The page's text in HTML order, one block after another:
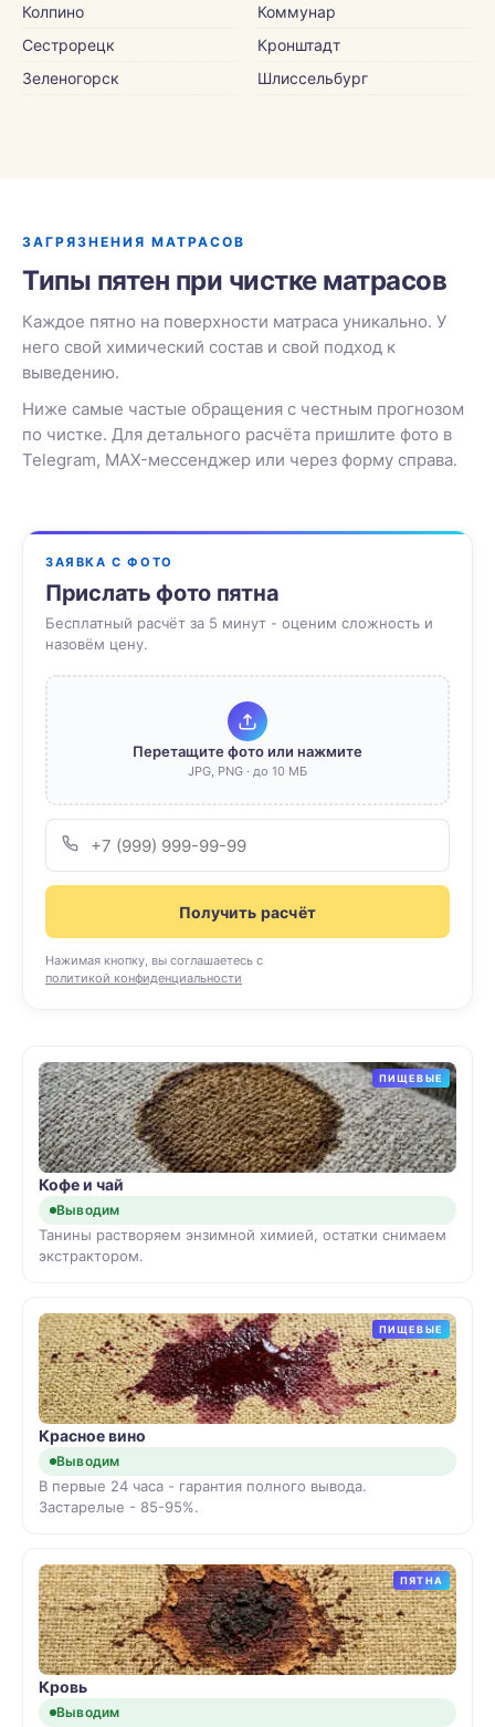
Колпино
Сестрорецк
Зеленогорск
Коммунар
Кронштадт
Шлиссельбург
ЗАГРЯЗНЕНИЯ МАТРАСОВ
Типы пятен при чистке матрасов
Каждое пятно на поверхности матраса уникально. У
него свой химический состав и свой подход к
выведению.
Ниже самые частые обращения с честным прогнозом
по чистке. Для детального расчёта пришлите фото в
Telegram, MAX-мессенджер или через форму справа.
ЗАЯВКА С ФОТО
Прислать фото пятна
Бесплатный расчёт за 5 минут - оценим сложность и
назовём цену.
Перетащите фото или нажмите
JPG, PNG · до 10 МБ
Получить расчёт
Нажимая кнопку, вы соглашаетесь с
политикой конфиденциальности
ПИЩЕВЫЕ
Кофе и чай
Выводим
Танины растворяем энзимной химией, остатки снимаем
экстрактором.
ПИЩЕВЫЕ
Красное вино
Выводим
В первые 24 часа - гарантия полного вывода.
Застарелые - 85-95%.
ПЯТНА
Кровь
Выводим